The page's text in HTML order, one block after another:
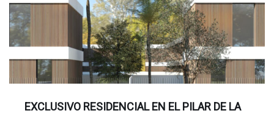
EXCLUSIVO RESIDENCIAL EN EL PILAR DE LA